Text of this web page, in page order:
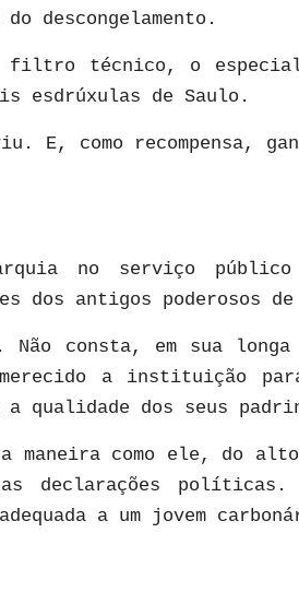
descongelamento.
filtro técnico, o
esdrúxulas de Saulo.
E, como recompensa,
no serviço
dos antigos poderosos de
consta, em sua
a instituição
a qualidade dos seus
maneira como ele, do
declarações
a um jovem